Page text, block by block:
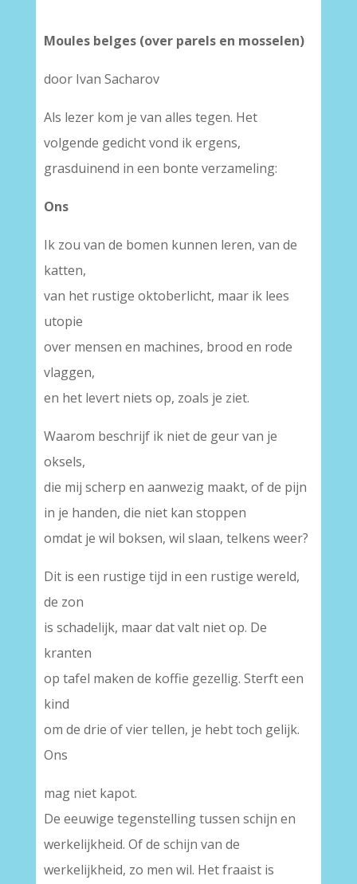
Moules belges (over parels en mosselen)
door Ivan Sacharov
Als lezer kom je van alles tegen. Het
volgende gedicht vond ik ergens,
grasduinend in een bonte verzameling:
Ons
Ik zou van de bomen kunnen leren, van de
katten,
van het rustige oktoberlicht, maar ik lees
utopie
over mensen en machines, brood en rode
vlaggen,
en het levert niets op, zoals je ziet.
Waarom beschrijf ik niet de geur van je
oksels,
die mij scherp en aanwezig maakt, of de pijn
in je handen, die niet kan stoppen
omdat je wil boksen, wil slaan, telkens weer?
Dit is een rustige tijd in een rustige wereld,
de zon
is schadelijk, maar dat valt niet op. De
kranten
op tafel maken de koffie gezellig. Sterft een
kind
om de drie of vier tellen, je hebt toch gelijk.
Ons
mag niet kapot.
De eeuwige tegenstelling tussen schijn en
werkelijkheid. Of de schijn van de
werkelijkheid, zo men wil. Het fraaist is